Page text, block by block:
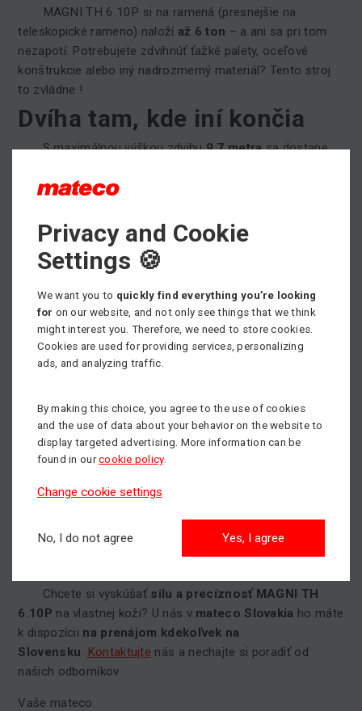
MAGNI TH 6.10P si na ramená (presnejšie na
teleskopické rameno) naloží až 6 ton – a ani sa pri tom
nezapotí. Potrebujete zdvihnúť ťažké palety, oceľové
konštrukcie alebo iný nadrozmerný materiál? Tento stroj
to zvládne !
Dvíha tam, kde iní končia
S maximálnou výškou zdvihu9,7 metrasa dostane
pracujete na stavbe, v priemysle alebo v logistike, MAGNI
čakali od výborného stroja.
Kabína? Luxus, aký si
zaslúžite!
MAGNI je známy svojimi
ergonomickými a
priestrannými kabínami, v ktorých sa budete cítiť
výborne. Navyše ponúka skvelý výhľad, jednoduché
Bezpečnosť? Na jednotku!
Tento manipulátor je vybavený
aj pri maximálnom zaťažení. Stabilita, presné ovládanie a
parťáka na každú situáciu
Prenajmite si ho ešte dnes!
Chcete si vyskúšať silu a precíznosť MAGNI TH
6.10P na vlastnej koži? U nás v mateco Slovakia ho máte
k dispozícii na prenájom kdekoľvek na
Slovensku
Kontaktujte nás a nechajte si poradiť od
našich odborníkov
Vaše mateco.
Privacy and Cookie
Settings 🍪
We want you to quickly find everything you’re looking
for on our website, and not only see things that we think
might interest you. Therefore, we need to store cookies.
Cookies are used for providing services, personalizing
ads, and analyzing traffic.
By making this choice, you agree to the use of cookies
and the use of data about your behavior on the website to
display targeted advertising. More information can be
found in ourcookie policy.
Change cookie settings
No, I do not agree Yes, I agree